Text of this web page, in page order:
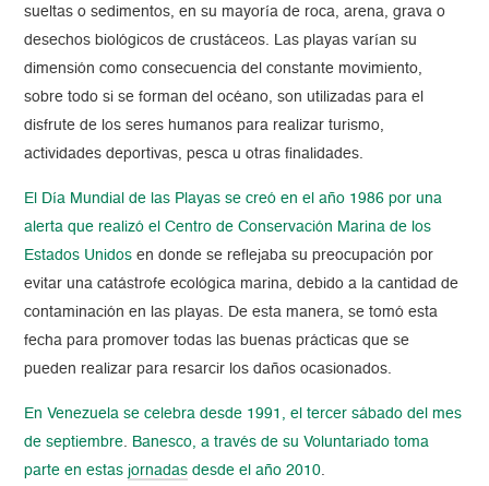
sueltas o sedimentos, en su mayoría de roca, arena, grava o
desechos biológicos de crustáceos. Las playas varían su
dimensión como consecuencia del constante movimiento,
sobre todo si se forman del océano, son utilizadas para el
disfrute de los seres humanos para realizar turismo,
actividades deportivas, pesca u otras finalidades.
El Día Mundial de las Playas se creó en el año 1986 por una
alerta que realizó el Centro de Conservación Marina de los
Estados Unidos en donde se reflejaba su preocupación por
evitar una catástrofe ecológica marina, debido a la cantidad de
contaminación en las playas. De esta manera, se tomó esta
fecha para promover todas las buenas prácticas que se
pueden realizar para resarcir los daños ocasionados.
En Venezuela se celebra desde 1991, el tercer sábado del mes
de septiembre. Banesco, a través de su Voluntariado toma
parte en estasjornadas desde el año 2010.